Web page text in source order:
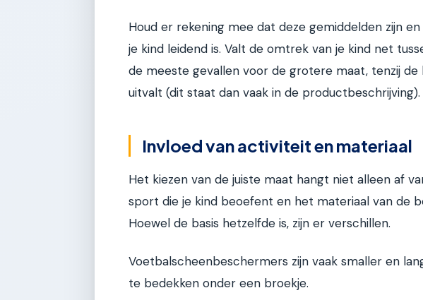
Houd er rekening mee dat deze gemiddelden zijn
je kind leidend is. Valt de omtrek van je kind net
de meeste gevallen voor de grotere maat, tenzij
uitvalt (dit staat dan vaak in de productbeschrijving).
Invloed van activiteit en materiaal
Het kiezen van de juiste maat hangt niet alleen af
sport die je kind beoefent en het materiaal van de
Hoewel de basis hetzelfde is, zijn er verschillen.
Voetbalscheenbeschermers zijn vaak smaller en
te bedekken onder een broekje.